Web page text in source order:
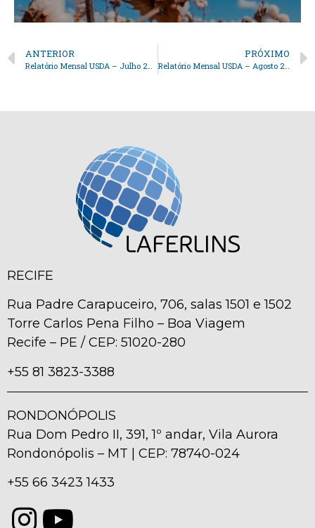
ANTERIOR PRÓXIMO
Relatório Mensal USDA – Agosto 2025
RECIFE
Rua Padre Carapuceiro, 706, salas 1501 e 1502
Torre Carlos Pena Filho – Boa Viagem
Recife – PE / CEP: 51020-280
+55 81 3823-3388
RONDONÓPOLIS
Rua Dom Pedro II, 391, 1º andar, Vila Aurora
Rondonópolis – MT | CEP: 78740-024
+55 66 3423 1433